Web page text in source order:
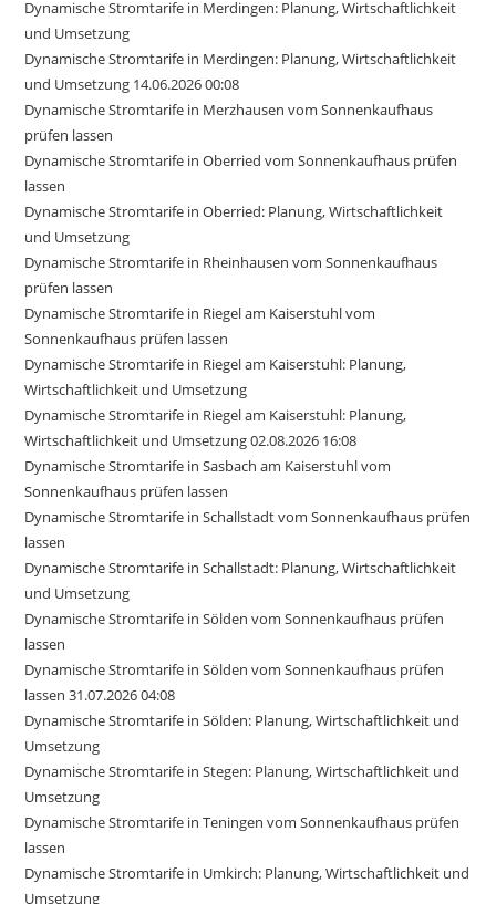
Dynamische Stromtarife in Merdingen: Planung, Wirtschaftlichkeit
und Umsetzung
Dynamische Stromtarife in Merdingen: Planung, Wirtschaftlichkeit
und Umsetzung 14.06.2026 00:08
Dynamische Stromtarife in Merzhausen vom Sonnenkaufhaus
prüfen lassen
Dynamische Stromtarife in Oberried vom Sonnenkaufhaus prüfen
lassen
Dynamische Stromtarife in Oberried: Planung, Wirtschaftlichkeit
und Umsetzung
Dynamische Stromtarife in Rheinhausen vom Sonnenkaufhaus
prüfen lassen
Dynamische Stromtarife in Riegel am Kaiserstuhl vom
Sonnenkaufhaus prüfen lassen
Dynamische Stromtarife in Riegel am Kaiserstuhl: Planung,
Wirtschaftlichkeit und Umsetzung
Dynamische Stromtarife in Riegel am Kaiserstuhl: Planung,
Wirtschaftlichkeit und Umsetzung 02.08.2026 16:08
Dynamische Stromtarife in Sasbach am Kaiserstuhl vom
Sonnenkaufhaus prüfen lassen
Dynamische Stromtarife in Schallstadt vom Sonnenkaufhaus prüfen
lassen
Dynamische Stromtarife in Schallstadt: Planung, Wirtschaftlichkeit
und Umsetzung
Dynamische Stromtarife in Sölden vom Sonnenkaufhaus prüfen
lassen
Dynamische Stromtarife in Sölden vom Sonnenkaufhaus prüfen
lassen 31.07.2026 04:08
Dynamische Stromtarife in Sölden: Planung, Wirtschaftlichkeit und
Umsetzung
Dynamische Stromtarife in Stegen: Planung, Wirtschaftlichkeit und
Umsetzung
Dynamische Stromtarife in Teningen vom Sonnenkaufhaus prüfen
lassen
Dynamische Stromtarife in Umkirch: Planung, Wirtschaftlichkeit und
Umsetzung